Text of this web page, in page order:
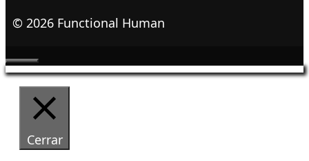
© 2026 Functional Human
Cerrar
Cerrar